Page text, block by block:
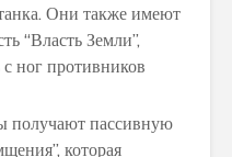
Они также имеют
“Власть Земли”,
ног противников
получают пассивную
которая